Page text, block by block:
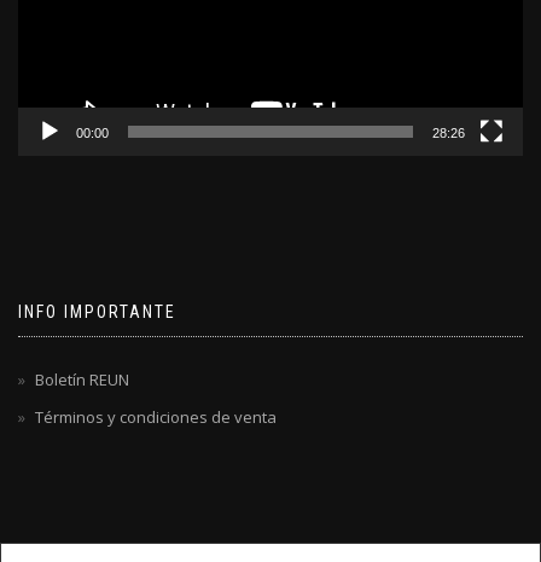
00:00 28:26
INFO IMPORTANTE
Boletín REUN
Términos y condiciones de venta